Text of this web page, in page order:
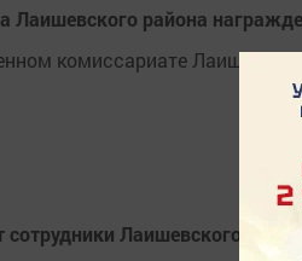
района
комиссариате
Лаишевского